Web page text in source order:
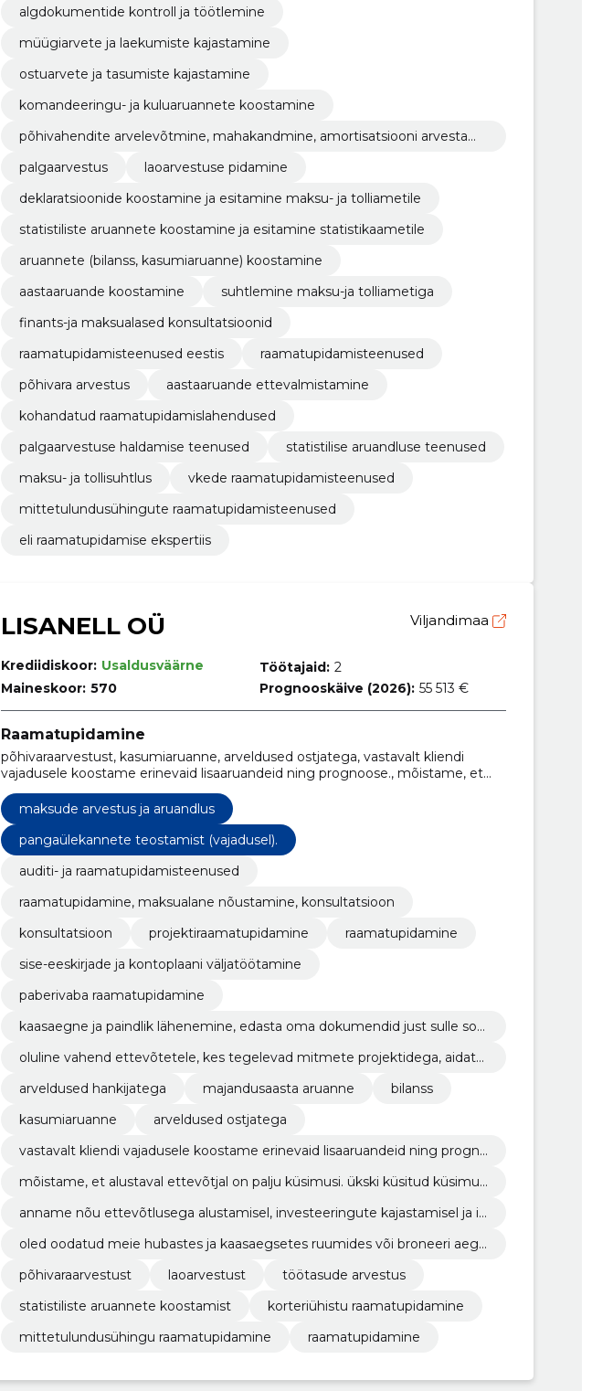
algdokumentide kontroll ja töötlemine
müügiarvete ja laekumiste kajastamine
ostuarvete ja tasumiste kajastamine
komandeeringu- ja kuluaruannete koostamine
põhivahendite arvelevõtmine, mahakandmine, amortisatsiooni arvestami
palgaarvestus
laoarvestuse pidamine
deklaratsioonide koostamine ja esitamine maksu- ja tolliametile
statistiliste aruannete koostamine ja esitamine statistikaametile
aruannete (bilanss, kasumiaruanne) koostamine
aastaaruande koostamine
suhtlemine maksu-ja tolliametiga
finants-ja maksualased konsultatsioonid
raamatupidamisteenused eestis
raamatupidamisteenused
põhivara arvestus
aastaaruande ettevalmistamine
kohandatud raamatupidamislahendused
palgaarvestuse haldamise teenused
statistilise aruandluse teenused
maksu- ja tollisuhtlus
vkede raamatupidamisteenused
mittetulundusühingute raamatupidamisteenused
eli raamatupidamise ekspertiis
LISANELL OÜ Viljandimaa
Krediidiskoor: Usaldusväärne
Maineskoor: 570
Töötajaid: 2
Prognooskäive (2026): 55 513 €
Raamatupidamine
põhivaraarvestust, kasumiaruanne, arveldused ostjatega, vastavalt kliendi
vajadusele koostame erinevaid lisaaruandeid ning prognoose., mõistame, et
alustaval ettevõtjal on palju küsimusi. Ükski küsitud küsimus ei ole sobimatu!,
anname nõu ettevõtlusega alustamisel, investeeringute kajastamisel ja
igapäevases raamatupidamises., oled oodatud meie hubastes ja kaasaegsetes
ruumides või broneeri aeg online konsultatsiooniks!, korteriühistu
raamatupidamine, statistiliste aruannete koostamist, töötasude arvestus
maksude arvestus ja aruandlus
pangaülekannete teostamist (vajadusel).
auditi- ja raamatupidamisteenused
raamatupidamine, maksualane nõustamine, konsultatsioon
konsultatsioon
projektiraamatupidamine
raamatupidamine
sise-eeskirjade ja kontoplaani väljatöötamine
paberivaba raamatupidamine
kaasaegne ja paindlik lähenemine, edasta oma dokumendid just sulle sobi
oluline vahend ettevõtetele, kes tegelevad mitmete projektidega, aidate
arveldused hankijatega
majandusaasta aruanne
bilanss
kasumiaruanne
arveldused ostjatega
vastavalt kliendi vajadusele koostame erinevaid lisaaruandeid ning progno
mõistame, et alustaval ettevõtjal on palju küsimusi. ükski küsitud küsimus
anname nõu ettevõtlusega alustamisel, investeeringute kajastamisel ja ig
oled oodatud meie hubastes ja kaasaegsetes ruumides või broneeri aeg
põhivaraarvestust
laoarvestust
töötasude arvestus
statistiliste aruannete koostamist
korteriühistu raamatupidamine
mittetulundusühingu raamatupidamine
raamatupidamine